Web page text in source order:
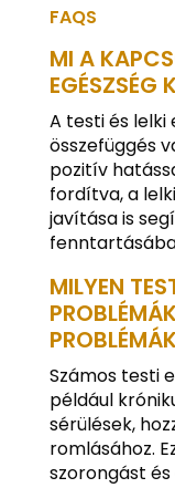
FAQS
MI A
EGÉSZSÉG
A testi és lelki
összefüggés
pozitív
fordítva, a
javítása is
MILYEN
Számos testi
például
sérülések,
romlásához.
szorongást